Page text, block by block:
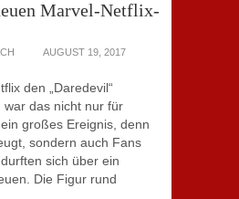
Marvel-Netflix-
AUGUST 19, 2017
den „Daredevil“
war das nicht nur für
großes Ereignis, denn
sondern auch Fans
sich über ein
Die Figur rund